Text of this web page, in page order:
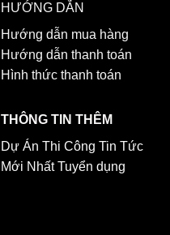
HƯỚNG DẪN
Hướng dẫn mua hàng
Hướng dẫn thanh toán
Hình thức thanh toán
THÔNG TIN THÊM
Dự Án Thi Công Tin Tức
Mới Nhất Tuyển dụng